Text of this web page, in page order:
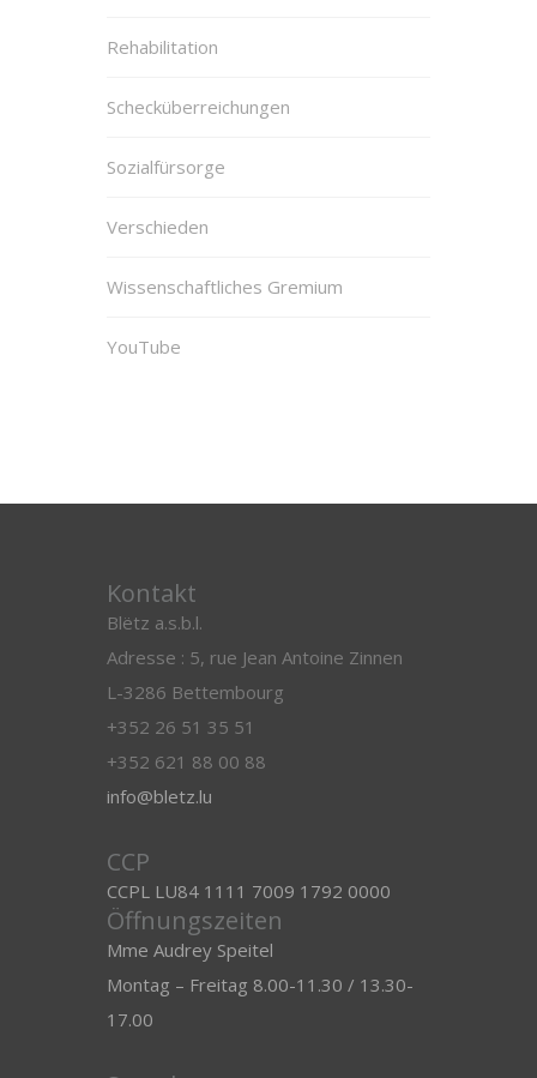
Rehabilitation
Schecküberreichungen
Sozialfürsorge
Verschieden
Wissenschaftliches Gremium
YouTube
Kontakt
Blëtz a.s.b.l.
Adresse : 5, rue Jean Antoine Zinnen
L-3286 Bettembourg
+352 26 51 35 51
+352 621 88 00 88
info@bletz.lu
CCP
CCPL LU84 1111 7009 1792 0000
Öffnungszeiten
Mme Audrey Speitel
Montag – Freitag 8.00-11.30 / 13.30-
17.00